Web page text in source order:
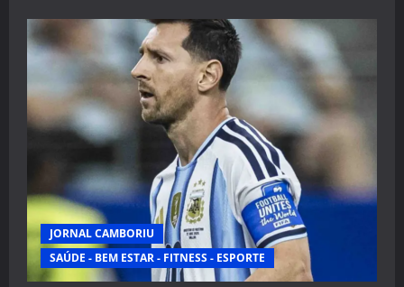
JORNAL CAMBORIU
SAÚDE - BEM ESTAR - FITNESS - ESPORTE